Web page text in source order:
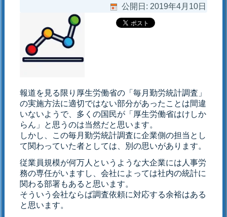
公開日: 2019年4月10日
報道を見る限り厚生労働省の「毎月勤労統計調査」
の実施方法に適切ではない部分があったことは間違
いないようで、多くの国民が「厚生労働省はけしか
らん」と思うのは当然だと思います。
しかし、この毎月勤労統計調査に企業側の担当とし
て関わっていた者としては、別の思いがあります。
従業員規模が何万人というような大企業には人事労
務の専任がいますし、会社によっては社内の統計に
関わる部署もあると思います。
そういう会社ならば調査依頼に対応する余裕はある
と思います。